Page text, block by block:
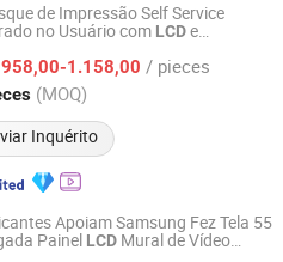
de Impressão Self Service
no Usuário com LCDe
958,00-1.158,00 / pieces
(MOQ)
Inquérito
Technology Co., Ltd.
Desde 2025
Apoiam Samsung Fez Tela 55
Painel LCD Mural de Vídeo
Ltd.